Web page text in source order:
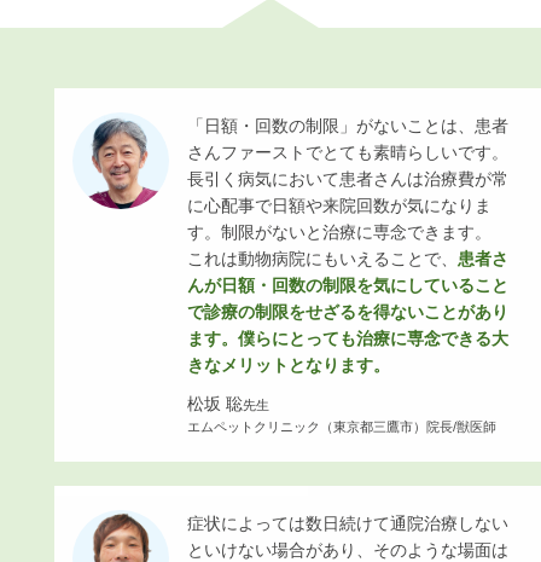
「日額・回数の制限」がないことは、患者
さんファーストでとても素晴らしいです。
長引く病気において患者さんは治療費が常
に心配事で日額や来院回数が気になりま
す。制限がないと治療に専念できます。
これは動物病院にもいえることで、 患者さ
んが日額・回数の制限を気にしていること
で診療の制限をせざるを得ないことがあり
ます。僕らにとっても治療に専念できる大
きなメリットとなります。
松坂 聡先生
エムペットクリニック（東京都三鷹市）院長/獣医師
症状によっては数日続けて通院治療しない
といけない場合があり、そのような場面は